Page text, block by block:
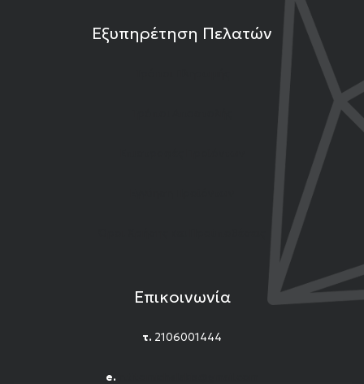
Εξυπηρέτηση Πελατών
Επικοινωνία
τ. 2106001444
e.